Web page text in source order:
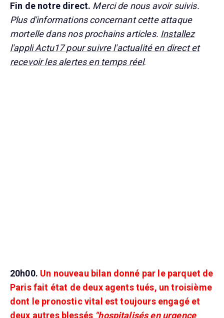
Fin de notre direct. Merci de nous avoir suivis.
Plus d'informations concernant cette attaque
mortelle dans nos prochains articles. Installez
l'appli Actu17 pour suivre l'actualité en direct et
recevoir les alertes en temps réel.
20h00. Un nouveau bilan donné par le parquet de
Paris fait état de deux agents tués, un troisième
dont le pronostic vital est toujours engagé et
deux autres blessés "hospitalisés en urgence